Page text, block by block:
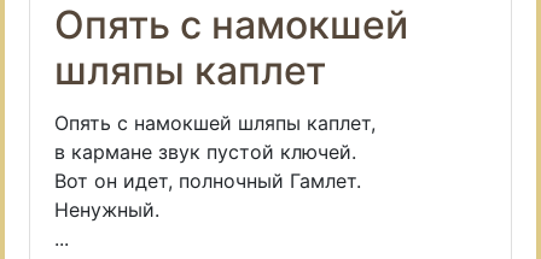
Опять с намокшей
шляпы каплет
Опять с намокшей шляпы каплет,
в кармане звук пустой ключей.
Вот он идет, полночный Гамлет.
Ненужный.
...